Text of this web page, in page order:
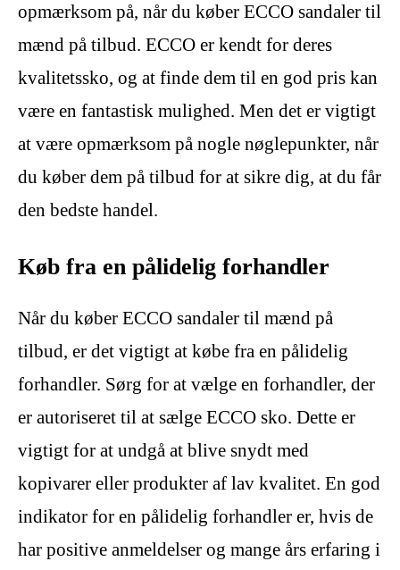
opmærksom på, når du køber ECCO sandaler til
mænd på tilbud. ECCO er kendt for deres
kvalitetssko, og at finde dem til en god pris kan
være en fantastisk mulighed. Men det er vigtigt
at være opmærksom på nogle nøglepunkter, når
du køber dem på tilbud for at sikre dig, at du får
den bedste handel.
Køb fra en pålidelig forhandler
Når du køber ECCO sandaler til mænd på
tilbud, er det vigtigt at købe fra en pålidelig
forhandler. Sørg for at vælge en forhandler, der
er autoriseret til at sælge ECCO sko. Dette er
vigtigt for at undgå at blive snydt med
kopivarer eller produkter af lav kvalitet. En god
indikator for en pålidelig forhandler er, hvis de
har positive anmeldelser og mange års erfaring i